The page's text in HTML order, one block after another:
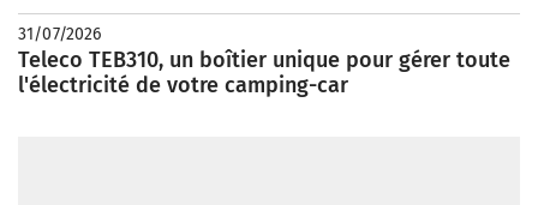
31/07/2026
Teleco TEB310, un boîtier unique pour gérer toute
l'électricité de votre camping-car